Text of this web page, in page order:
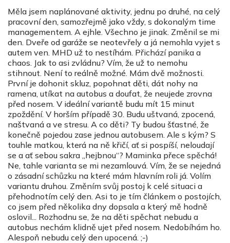
Měla jsem naplánované aktivity, jednu po druhé, na celý
pracovní den, samozřejmě jako vždy, s dokonalým time
managementem. A ejhle. Všechno je jinak. Změnil se mi
den. Dveře od garáže se neotevřely a já nemohla vyjet s
autem ven. MHD už to nestíhám. Přichází panika a
chaos. Jak to asi zvládnu? Vím, že už to nemohu
stihnout. Není to reálně možné. Mám dvě možnosti.
První je dohonit skluz, popohnat děti, dát nohy na
ramena, utíkat na autobus a doufat, že neujede zrovna
před nosem. V ideální variantě budu mít 15 minut
zpoždění. V horším případě 30. Budu uštvaná, zpocená,
naštvaná a ve stresu. A co děti? Ty budou šťastné, že
konečně pojedou zase jednou autobusem. Ale s kým? S
touhle matkou, která na ně křičí, ať si pospíší, neloudají
se a ať sebou sakra „hejbnou“? Maminka přece spěchá!
Ne, tahle varianta se mi nezamlouvá. Vím, že se nejedná
o zásadní schůzku na které mám hlavním roli já. Volím
variantu druhou. Změním svůj postoj k celé situaci a
přehodnotím celý den. Asi to je tím článkem o postojích,
co jsem před několika dny dopsala a který mě hodně
oslovil... Rozhodnu se, že na děti spěchat nebudu a
autobus nechám klidně ujet před nosem. Nedobíhám ho.
Alespoň nebudu celý den upocená. ;-)